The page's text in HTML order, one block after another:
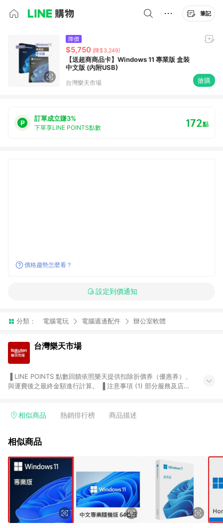
筆記
降價
$5,750 (降$3,249)
【送超商商品卡】Windows 11 專業版 盒裝
中文版 (內附USB)
台灣樂天市場 搶購
訂單成立賺3%
下單享LINE POINTS點數 172點
價格趨勢怎麼看？
設定到價通知
分類： 電腦電玩 電腦週邊配件 辦公室軟體
台灣樂天市場
與運費後之最終金額進行計算。 ▐ 注意事項 (1) 部分服務及店家
Smart mobile、神腦生活、JS巨盛、樂天KOBO電子書，請詳閱
台灣樂天市場，並在同一瀏覽器於24小時內結帳，才享有 LINE
市場 45 天內完成訂單出貨及結帳，則不符合贈點資格。 (4) 如
使用APP、或中途瀏覽比價網、回饋網、Google等其他網頁、或
由網頁版(電腦版/手機版網頁)切換為App都將會造成追蹤中斷而
無法進行 LINE POINTS 回饋。 (5) LINE 購物為購物資訊整合性
平台，商品資料更新會有時間差，如顯示之商品規格、顏色、價
位、贈品與台灣樂天市場銷售網頁不符，以銷售網頁標示為準。
(6) 導購訂單已逾 365 天，根據台灣樂天回饋規定，逾期訂單將
相似商品 熱銷排行榜 商品描述
相似商品